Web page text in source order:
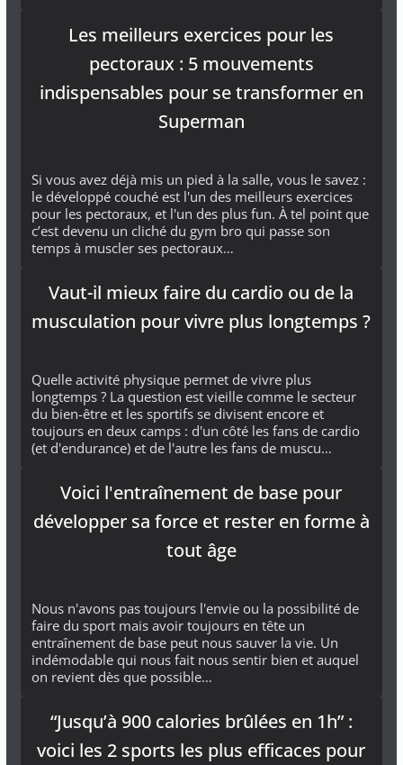
Les meilleurs exercices pour les
pectoraux : 5 mouvements
indispensables pour se transformer en
Superman
Si vous avez déjà mis un pied à la salle, vous le savez :
le développé couché est l'un des meilleurs exercices
pour les pectoraux, et l'un des plus fun. À tel point que
c’est devenu un cliché du gym bro qui passe son
temps à muscler ses pectoraux…
Vaut-il mieux faire du cardio ou de la
musculation pour vivre plus longtemps ?
Quelle activité physique permet de vivre plus
longtemps ? La question est vieille comme le secteur
du bien-être et les sportifs se divisent encore et
toujours en deux camps : d'un côté les fans de cardio
(et d'endurance) et de l'autre les fans de muscu…
Voici l'entraînement de base pour
développer sa force et rester en forme à
tout âge
Nous n'avons pas toujours l'envie ou la possibilité de
faire du sport mais avoir toujours en tête un
entraînement de base peut nous sauver la vie. Un
indémodable qui nous fait nous sentir bien et auquel
on revient dès que possible…
“Jusqu’à 900 calories brûlées en 1h” :
voici les 2 sports les plus efficaces pour